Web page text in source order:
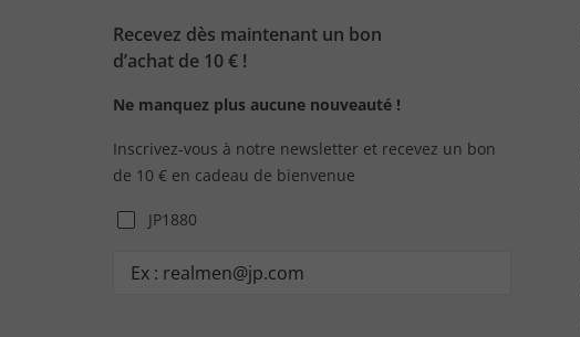
Recevez dès maintenant un bon
d’achat de 10 € !
Ne manquez plus aucune nouveauté !
Inscrivez-vous à notre newsletter et recevez un bon
de 10 € en cadeau de bienvenue
JP1880